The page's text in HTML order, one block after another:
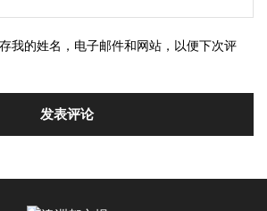
我的姓名，电子邮件和网站，以便下次评